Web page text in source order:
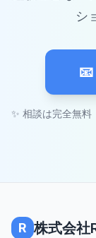
シ
✨ 相談は完全無
R 株式会